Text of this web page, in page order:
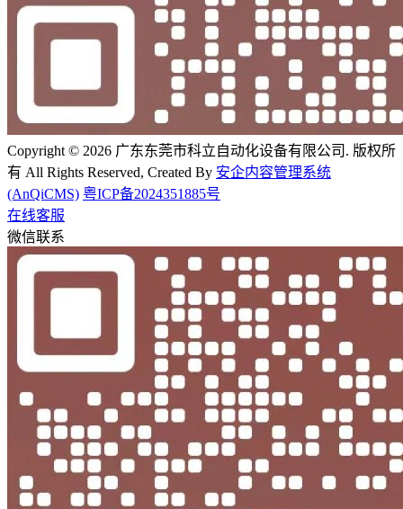
Copyright © 2026 广东东莞市科立自动化设备有限公司. 版权所
有 All Rights Reserved, Created By 安企内容管理系统
(AnQiCMS) 粤ICP备2024351885号
在线客服
微信联系